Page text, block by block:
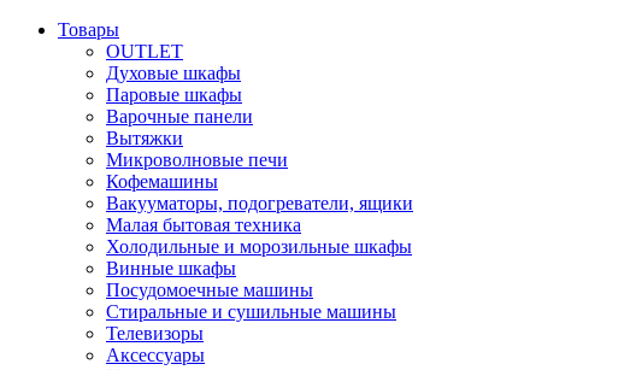
Товары
OUTLET
Духовые шкафы
Паровые шкафы
Варочные панели
Вытяжки
Микроволновые печи
Кофемашины
Вакууматоры, подогреватели, ящики
Малая бытовая техника
Холодильные и морозильные шкафы
Винные шкафы
Посудомоечные машины
Стиральные и сушильные машины
Телевизоры
Аксессуары